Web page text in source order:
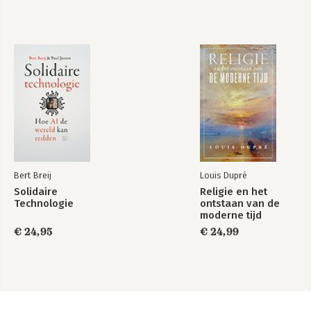
Bert Breij
Solidaire
Technologie
€ 24,95
Louis Dupré
Religie en het
ontstaan van de
moderne tijd
€ 24,99